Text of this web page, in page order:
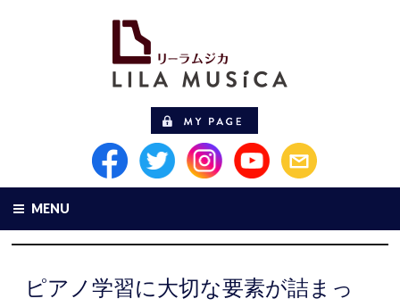
MENU
ピアノ学習に大切な要素が詰まっ